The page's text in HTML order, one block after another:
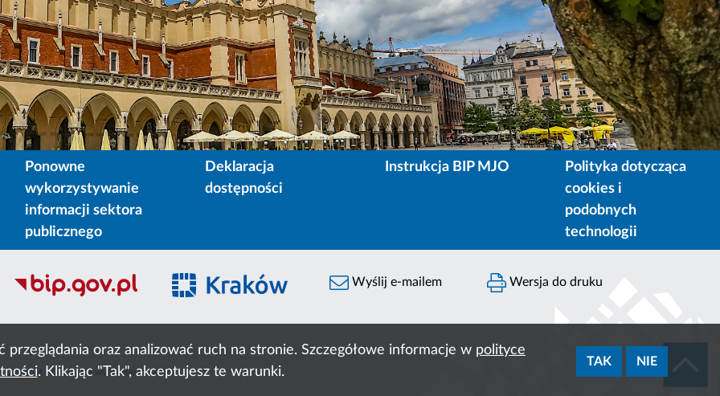
oraz analizować ruch na stronie. Szczegółowe informacje w polityce
. Klikając "Tak", akceptujesz te warunki.
TAK NIE
Ponowne
wykorzystywanie
informacji sektora
publicznego
Deklaracja
dostępności
Instrukcja BIP MJO
Polityka dotycząca
cookies i
podobnych
technologii
Wyślij e-mailem Wersja do druku
Cyfronet AGHliczba wyświetleń:62205